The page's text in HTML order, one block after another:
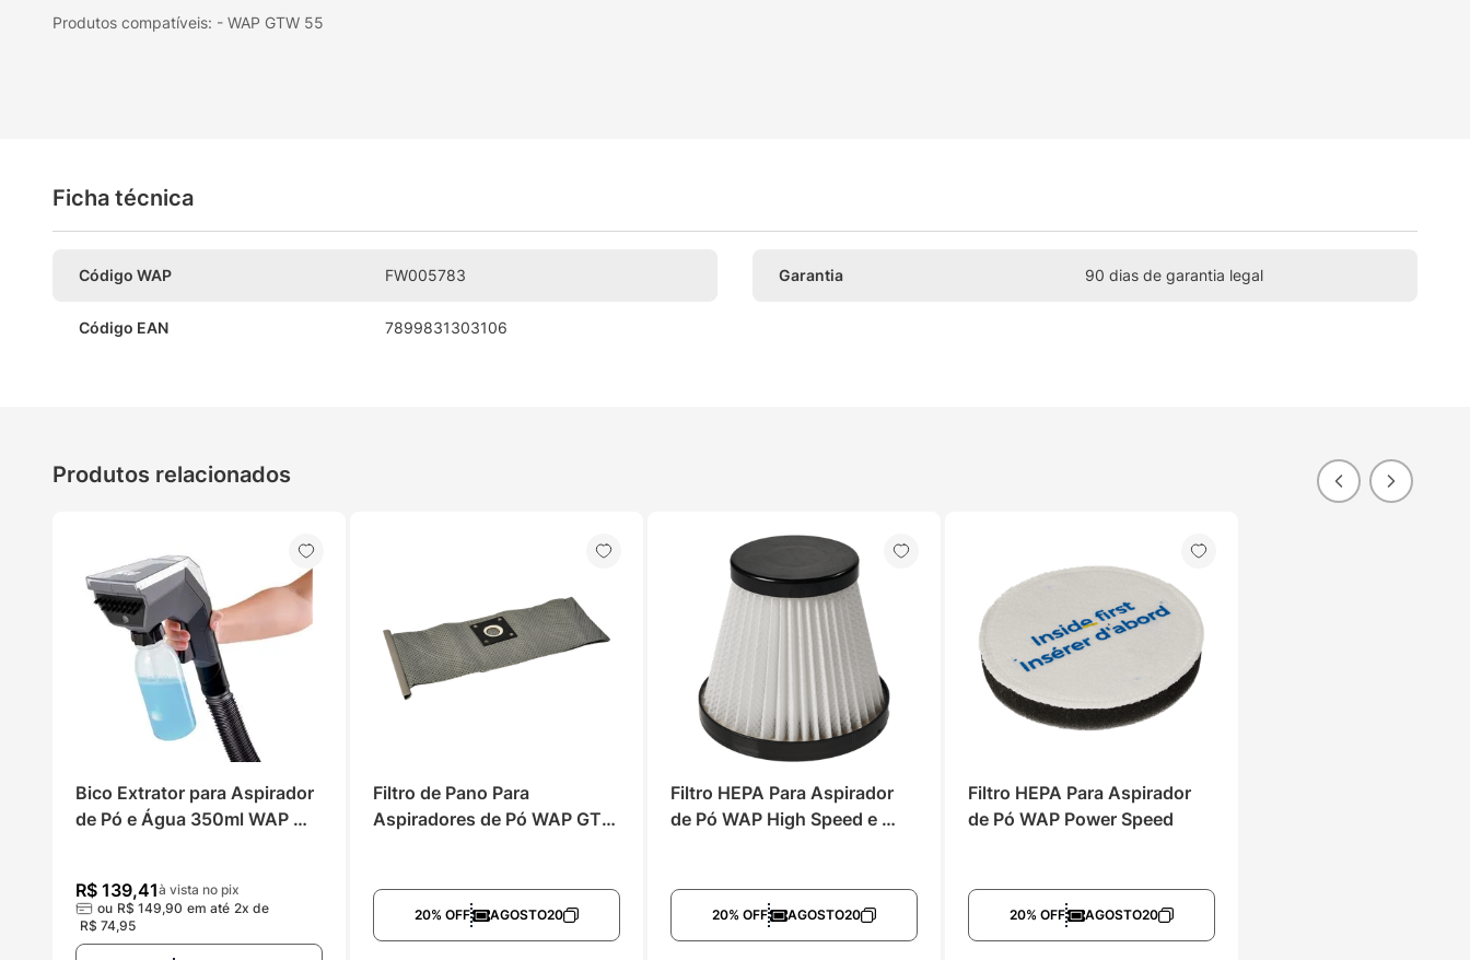
Produtos compatíveis: - WAP GTW 55
Ficha técnica
Código WAP FW005783 Garantia 90 dias de garantia legal
Código EAN 7899831303106
Produtos relacionados
Bico Extrator para Aspirador
de Pó e Água 350ml WAP
R$ 139,41à vista no pix
ou R$ 149,90 em até 2x de
R$ 74,95
Filtro de Pano Para
Aspiradores de Pó WAP GTW
20% OFF AGOSTO20
Filtro HEPA Para Aspirador
de Pó WAP High Speed e
20% OFF AGOSTO20
Filtro HEPA Para Aspirador
de Pó WAP Power Speed
20% OFF AGOSTO20